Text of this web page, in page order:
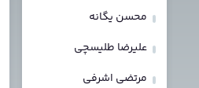
محسن یگانه
علیرضا طلیسچی
مرتضی اشرفی